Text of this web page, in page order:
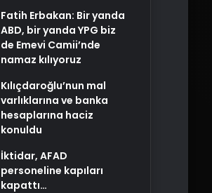
Fatih Erbakan: Bir yanda
ABD, bir yanda YPG biz
de Emevi Camii’nde
namaz kılıyoruz
Kılıçdaroğlu’nun mal
varlıklarına ve banka
hesaplarına haciz
konuldu
İktidar, AFAD
personeline kapıları
kapattı…